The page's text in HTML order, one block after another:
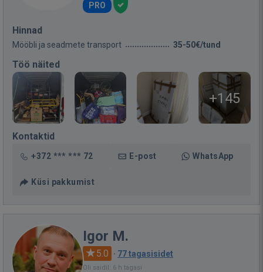
PRO
Hinnad
Mööbli ja seadmete transport 35-50€/tund
Töö näited
+145
Kontaktid
+372 *** *** 72 E-post WhatsApp
Küsi pakkumist
Igor M.
5.0 · 77 tagasisidet
Oli saidil: 6 h tagasi